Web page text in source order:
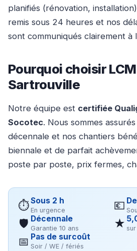
planifiés (rénovation,
remis sous 24 heures et nos
sont communiqués clairement à
Pourquoi choisir
Sartrouville
Notre équipe est certifiée
Socotec. Nous sommes
décennale et nos chantiers
biennale et de parfait
poste par poste, prix fermes,
⏱Sous 2 h
En urgence 💶
🛡 Décennale
Garantie 10 ans ★
📅 Pas de surcoût
Soir / WE / fériés